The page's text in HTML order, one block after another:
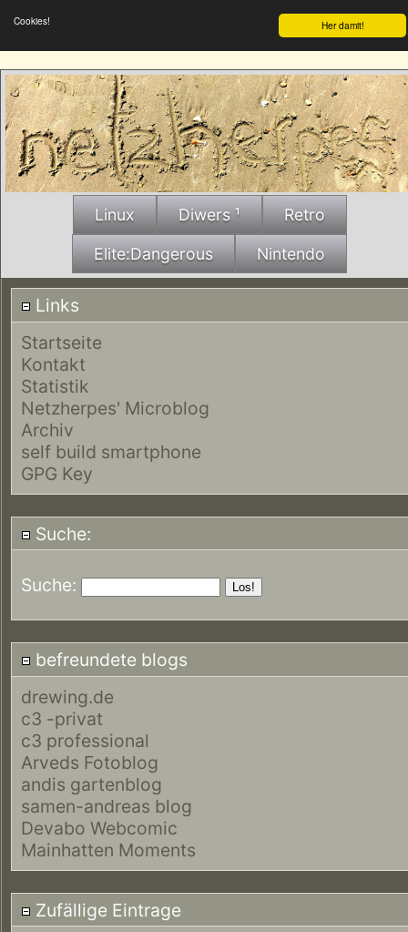
Her damit!
Cookies!
Linux Diwers ¹ Retro
Elite:Dangerous Nintendo
Links
Startseite
Kontakt
Statistik
Netzherpes' Microblog
Archiv
self build smartphone
GPG Key
Suche:
Suche:
befreundete blogs
drewing.de
c3 -privat
c3 professional
Arveds Fotoblog
andis gartenblog
samen-andreas blog
Devabo Webcomic
Mainhatten Moments
Zufällige Eintrage